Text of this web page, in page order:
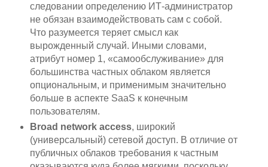
следовании определению ИТ-администратор
не обязан взаимодействовать сам с собой.
Что разумеется теряет смысл как
вырожденный случай. Иными словами,
атрибут номер 1, «самообслуживание» для
большинства частных облаком является
опциональным, и применимым значительно
больше в аспекте SaaS к конечным
пользователям.
Broad network access, широкий
(универсальный) сетевой доступ. В отличие от
публичных облаков требования к частным